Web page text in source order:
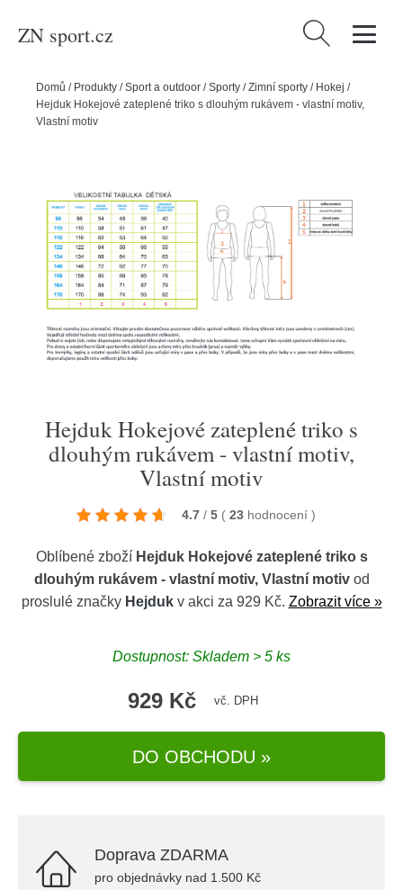
ZN sport.cz Vyhledávání
Domů / Produkty /Sport a outdoor /Sporty /Zimní sporty / Hokej /
Hejduk Hokejové zateplené triko s dlouhým rukávem - vlastní motiv,
Vlastní motiv
Hejduk Hokejové zateplené triko s
dlouhým rukávem - vlastní motiv,
Vlastní motiv
4.7 / 5 ( 23 hodnocení )
Oblíbené zboží Hejduk Hokejové zateplené triko s
dlouhým rukávem - vlastní motiv, Vlastní motivod
proslulé značky Hejdukv akci za 929 Kč. Zobrazit více »
Dostupnost: Skladem > 5 ks
929 Kč vč. DPH
DO OBCHODU »
Doprava ZDARMA
pro objednávky nad 1.500 Kč